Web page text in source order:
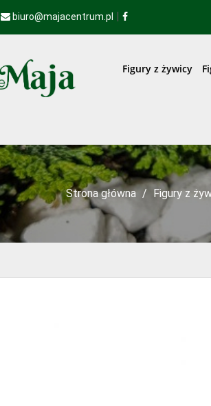
biuro@majacentrum.pl |
Figury z żywicy
Strona główna Figury z